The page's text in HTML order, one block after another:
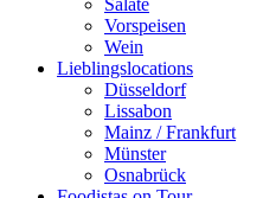
Salate
Vorspeisen
Wein
Lieblingslocations
Düsseldorf
Lissabon
Mainz / Frankfurt
Münster
Osnabrück